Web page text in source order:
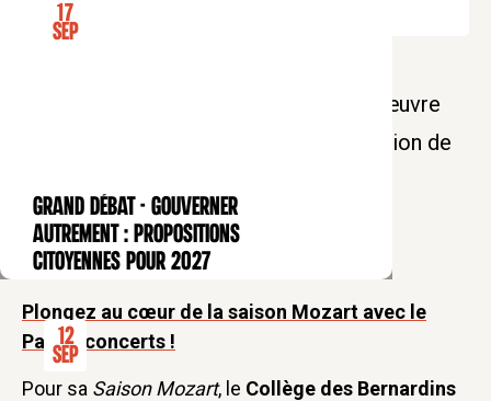
CONFÉRENCE
17
Sep
GRAND DÉBAT - Gouverner
autrement : propositions
citoyennes pour 2027
12
Sep
Bernardins, venez voyager à travers l'œuvre
symphonique de Mozart sous la direction de
symphonies n°18, 19 et 25.
Plongez au cœur de la saison Mozart avec le
Pass 5 concerts !
Pour sa Saison Mozart, le Collège des Bernardins